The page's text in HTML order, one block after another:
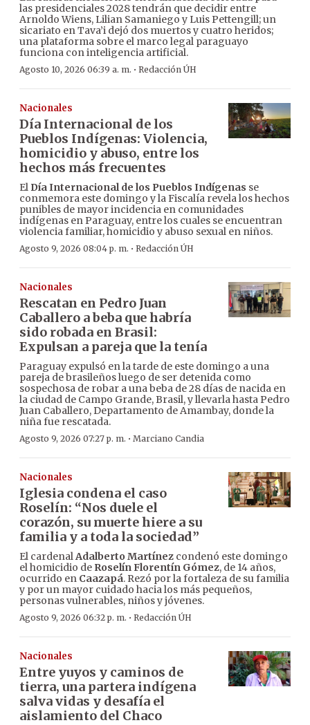
las presidenciales 2028 tendrán que decidir entre
Arnoldo Wiens, Lilian Samaniego y Luis Pettengill; un
sicariato en Tava’i dejó dos muertos y cuatro heridos;
una plataforma sobre el marco legal paraguayo
funciona con inteligencia artificial.
Agosto 10, 2026 06:39 a. m. · Redacción ÚH
Nacionales
Día Internacional de los
Pueblos Indígenas: Violencia,
homicidio y abuso, entre los
hechos más frecuentes
El Día Internacional de los Pueblos Indígenas se
conmemora este domingo y la Fiscalía revela los hechos
punibles de mayor incidencia en comunidades
indígenas en Paraguay, entre los cuales se encuentran
violencia familiar, homicidio y abuso sexual en niños.
Agosto 9, 2026 08:04 p. m. · Redacción ÚH
Nacionales
Rescatan en Pedro Juan
Caballero a beba que habría
sido robada en Brasil:
Expulsan a pareja que la tenía
Paraguay expulsó en la tarde de este domingo a una
pareja de brasileños luego de ser detenida como
sospechosa de robar a una beba de 28 días de nacida en
la ciudad de Campo Grande, Brasil, y llevarla hasta Pedro
Juan Caballero, Departamento de Amambay, donde la
niña fue rescatada.
Agosto 9, 2026 07:27 p. m. · Marciano Candia
Nacionales
Iglesia condena el caso
Roselín: “Nos duele el
corazón, su muerte hiere a su
familia y a toda la sociedad”
El cardenalAdalberto Martínez condenó este domingo
el homicidio de Roselín Florentín Gómez, de 14 años,
ocurrido en Caazapá. Rezó por la fortaleza de su familia
y por un mayor cuidado hacia los más pequeños,
personas vulnerables, niños y jóvenes.
Agosto 9, 2026 06:32 p. m. · Redacción ÚH
Nacionales
Entre yuyos y caminos de
tierra, una partera indígena
salva vidas y desafía el
aislamiento del Chaco